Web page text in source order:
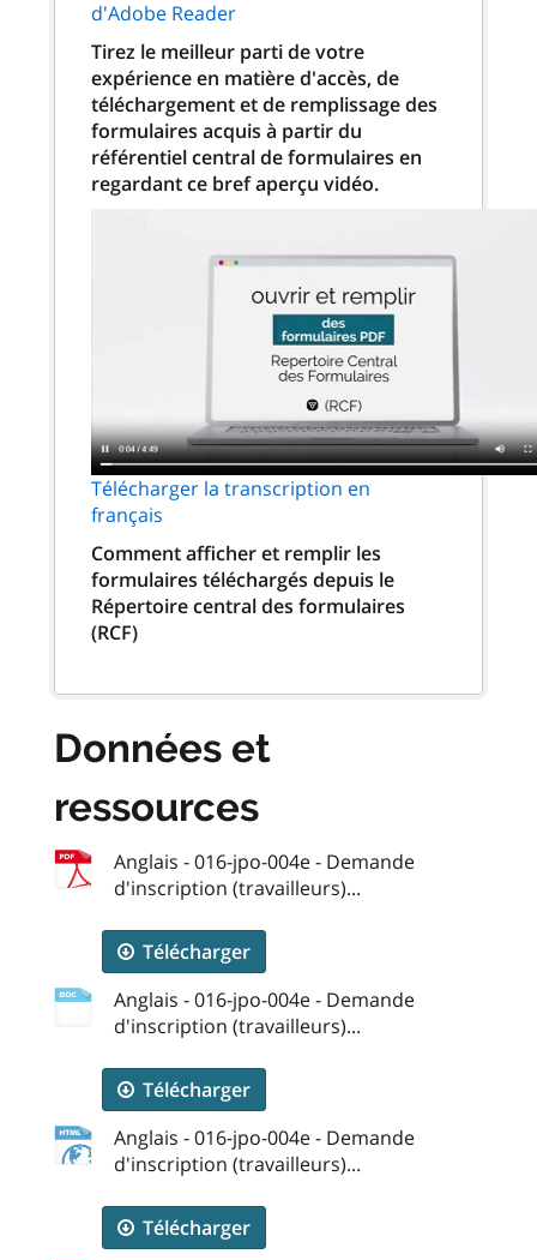
d'Adobe Reader
Tirez le meilleur parti de votre
expérience en matière d'accès, de
téléchargement et de remplissage des
formulaires acquis à partir du
référentiel central de formulaires en
regardant ce bref aperçu vidéo.
Télécharger la transcription en
français
Comment afficher et remplir les
formulaires téléchargés depuis le
Répertoire central des formulaires
(RCF)
Données et
ressources
Anglais - 016-jpo-004e - Demande
d'inscription (travailleurs)...
Télécharger
Anglais - 016-jpo-004e - Demande
d'inscription (travailleurs)...
Télécharger
Anglais - 016-jpo-004e - Demande
d'inscription (travailleurs)...
Télécharger